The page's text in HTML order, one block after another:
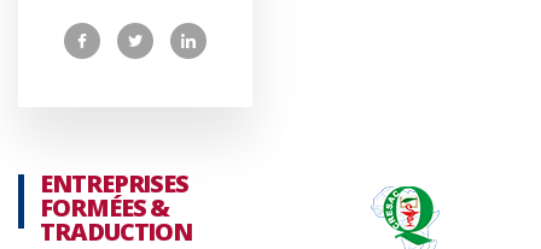
ENTREPRISES
FORMÉES &
TRADUCTION